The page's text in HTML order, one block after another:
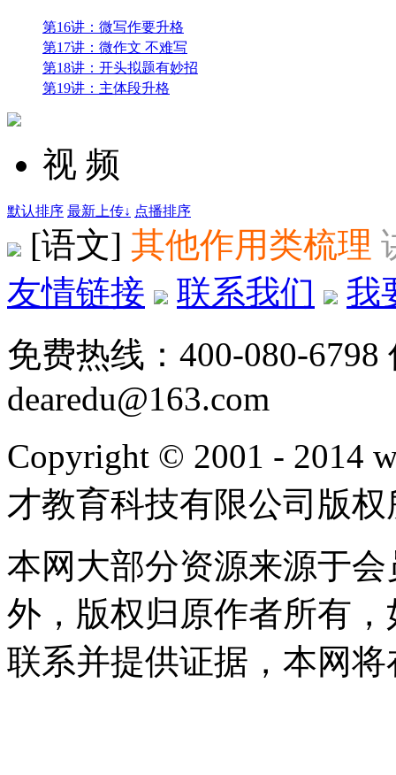
第16讲：微写作要升格
第17讲：微作文 不难写
第18讲：开头拟题有妙招
第19讲：主体段升格
视 频
默认排序 最新上传↓ 点播排序
[语文] 其他作用类梳理
友情链接
联系我们
我
免费热线：400-080-6798
dearedu@163.com
Copyright © 2001 - 2014
才教育科技有限公司版
本网大部分资源来源于
外，版权归原作者所有
联系并提供证据，本网